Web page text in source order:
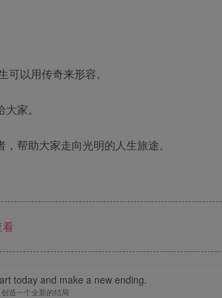
以用传奇来形容。
家。
帮助大家走向光明的人生旅途。
today and make a new ending.
造一个全新的结局